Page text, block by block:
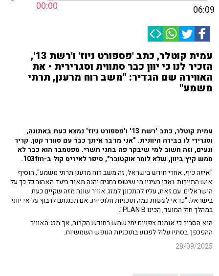
00:00 06:09
עמית קוטלר, כתב 'פספורט ניוז' ו'רשת 13',
הזכיר לנו כי יוון כבר סתווית וסגרירית • את
האווירה שם הגדיר: "משב רוח מרענן, תרתי
משמע"
עמית קוטלר, כתב 'רשת 13' ו'פספורט ניוז' נמצא כעת באתונה,
וסגרירי לו בבירה היוונית. "אני מדבר איתך כבר עם סוודר קטן. קריר
ונעים, וזה חשוב למי שיבקר פה בחגי תשרי. ספטמבר הוא כבר לא
ממש קיץ ביוון, שלא לומר אוקטובר", סיפר לאיריס קול ב-103fm.
"איזה כיף, אחרי חודש בישראל, זה משב רוח מרענן תרתי משמע", הוסיף
איש התיירות. ואכן בעיניו מי שיטוס בחגים יהנה מאוד ביעד האהוב כל כך על
הישראלים. עם זאת, עליו להתכונן למזג אוויר שונה מזה שקיים כעת
בישראל. "כדאי לעשות כמה תוכניות חלופיות. אם תכננתם לרבוץ על אי יווני
במהלך חול המועד, הכינו PLAN B".
הוא הסביר כי אומנם צפויים ימי שמש בחודש הקרוב, אך מזג האוויר
ההפכפך בסתיו עלול לפגוע בתוכניות הנופש השמשיות.
28/09/2025